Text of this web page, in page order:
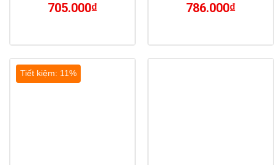
705.000₫ 786.000₫
Tiết kiệm: 11%